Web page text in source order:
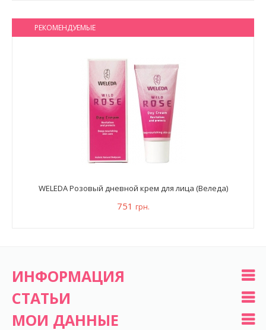
РЕКОМЕНДУЕМЫЕ
WELEDA Розовый дневной крем для лица (Веледа)
751 грн.
ИНФОРМАЦИЯ
СТАТЬИ
МОИ ДАННЫЕ